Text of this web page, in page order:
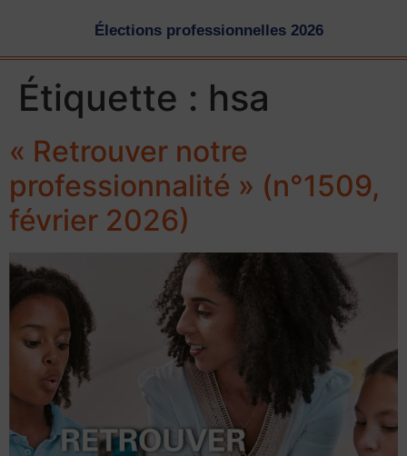
Élections professionnelles 2026
Étiquette : hsa
« Retrouver notre
professionnalité » (n°1509,
février 2026)